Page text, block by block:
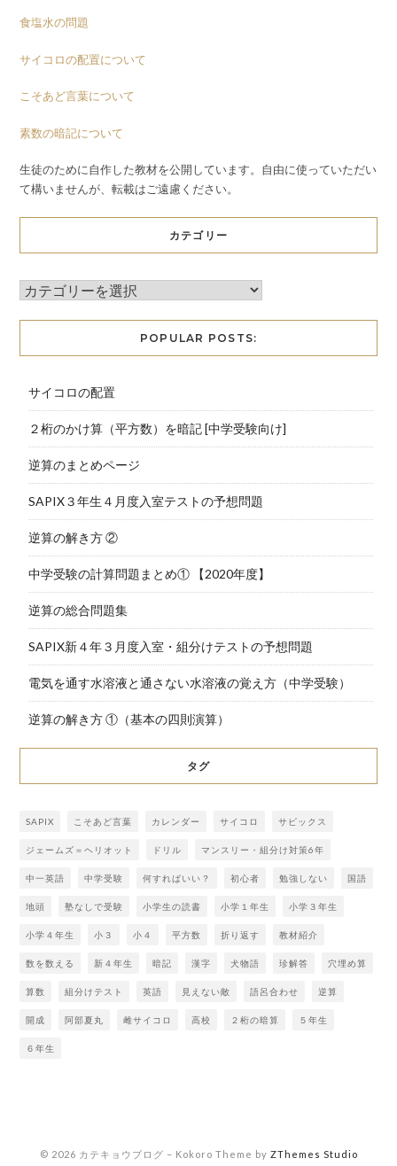
食塩水の問題
サイコロの配置について
こそあど言葉について
素数の暗記について
生徒のために自作した教材を公開しています。自由に使っていただい
て構いませんが、転載はご遠慮ください。
カテゴリー
POPULAR POSTS:
サイコロの配置
２桁のかけ算（平方数）を暗記 [中学受験向け]
逆算のまとめページ
SAPIX３年生４月度入室テストの予想問題
逆算の解き方 ②
中学受験の計算問題まとめ① 【2020年度】
逆算の総合問題集
SAPIX新４年３月度入室・組分けテストの予想問題
電気を通す水溶液と通さない水溶液の覚え方（中学受験）
逆算の解き方 ①（基本の四則演算）
タグ
SAPIX こそあど言葉 カレンダー サイコロ サピックス
ジェームズ＝ヘリオット ドリル マンスリー・組分け対策6年
中一英語 中学受験 何すればいい？ 初心者 勉強しない 国語
地頭 塾なしで受験 小学生の読書 小学１年生 小学３年生
小学４年生 小３ 小４ 平方数 折り返す 教材紹介
数を数える 新４年生 暗記 漢字 犬物語 珍解答 穴埋め算
算数 組分けテスト 英語 見えない敵 語呂合わせ 逆算
開成 阿部夏丸 雌サイコロ 高校 ２桁の暗算 ５年生
６年生
© 2026 カテキョウブログ – Kokoro Theme by ZThemes Studio